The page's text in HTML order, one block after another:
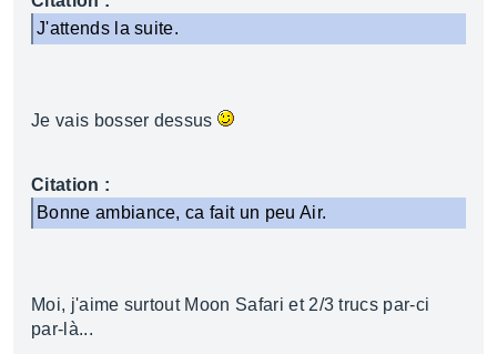
J'attends la suite.
Je vais bosser dessus
Citation :
Bonne ambiance, ca fait un peu Air.
Moi, j'aime surtout Moon Safari et 2/3 trucs par-ci
par-là...